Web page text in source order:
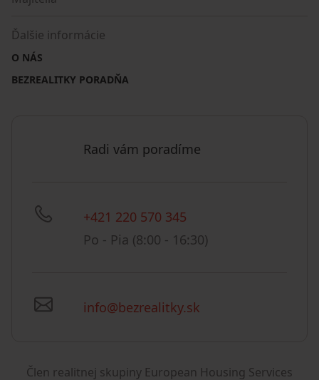
Ďalšie informácie
O NÁS
BEZREALITKY PORADŇA
Radi vám poradíme
+421 220 570 345
Po - Pia (8:00 - 16:30)
info@bezrealitky.sk
Člen realitnej skupiny European Housing Services